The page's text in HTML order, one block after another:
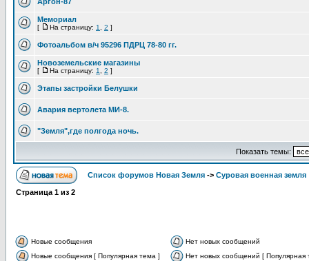
Мемориал
[ На страницу: 1 2 ]
Фотоальбом в/ч 95296 ПДРЦ 78-80 гг.
Новоземельские магазины
[ На страницу: 1 2 ]
Этапы застройки Белушки
Авария вертолета МИ-8.
"Земля",где полгода ночь.
Показать темы:
Список форумов Новая Земля -> Суровая военная земля
Страница 1 из 2
Новые сообщения
Нет новых сообщений
Новые сообщения [ Популярная тема ]
Нет новых сообщений [ Популярная